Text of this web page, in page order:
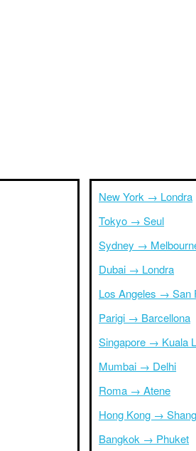
New York → Londra
Tokyo → Seul
Sydney →
Dubai → Londra
Los Angeles → San
Parigi → Barcellona
Singapore → Kuala
Mumbai → Delhi
Roma → Atene
Hong Kong →
Bangkok → Phuket